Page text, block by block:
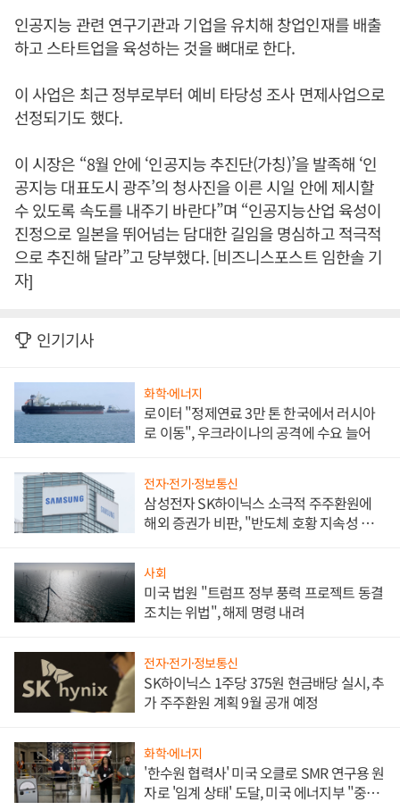
인공지능 관련 연구기관과 기업을 유치해 창업인재를 배출
하고 스타트업을 육성하는 것을 뼈대로 한다.
이 사업은 최근 정부로부터 예비 타당성 조사 면제사업으로
선정되기도 했다.
이 시장은 “8월 안에 ‘인공지능 추진단(가칭)’을 발족해 ‘인
공지능 대표도시 광주’의 청사진을 이른 시일 안에 제시할
수 있도록 속도를 내주기 바란다”며 “인공지능산업 육성이
진정으로 일본을 뛰어넘는 담대한 길임을 명심하고 적극적
으로 추진해 달라”고 당부했다. [비즈니스포스트 임한솔 기
자]
인기기사
화학·에너지
로이터 "정제연료 3만 톤 한국에서 러시아
로 이동", 우크라이나의 공격에 수요 늘어
전자·전기·정보통신
삼성전자 SK하이닉스 소극적 주주환원에
해외 증권가 비판, "반도체 호황 지속성 의
사회
미국 법원 "트럼프 정부 풍력 프로젝트 동결
조치는 위법", 해제 명령 내려
전자·전기·정보통신
SK하이닉스 1주당 375원 현금배당 실시, 추
가 주주환원 계획 9월 공개 예정
화학·에너지
'한수원 협력사' 미국 오클로 SMR 연구용 원
자로 '임계 상태' 도달, 미국 에너지부 "중요